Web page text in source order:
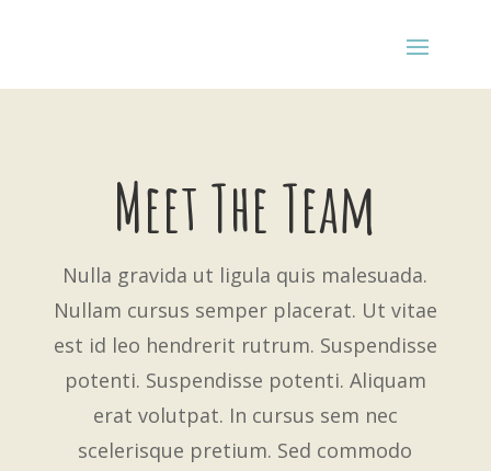
Meet The Team
Nulla gravida ut ligula quis malesuada.
Nullam cursus semper placerat. Ut vitae
est id leo hendrerit rutrum. Suspendisse
potenti. Suspendisse potenti. Aliquam
erat volutpat. In cursus sem nec
scelerisque pretium. Sed commodo